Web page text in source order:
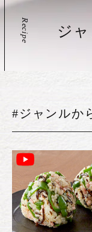
Recipe ジ
#ジャンルか